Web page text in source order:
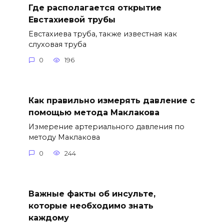
Где располагается открытие
Евстахиевой трубы
Евстахиева труба, также известная как
слуховая труба
0 196
Как правильно измерять давление с
помощью метода Маклакова
Измерение артериального давления по
методу Маклакова
0 244
Важные факты об инсульте,
которые необходимо знать
каждому